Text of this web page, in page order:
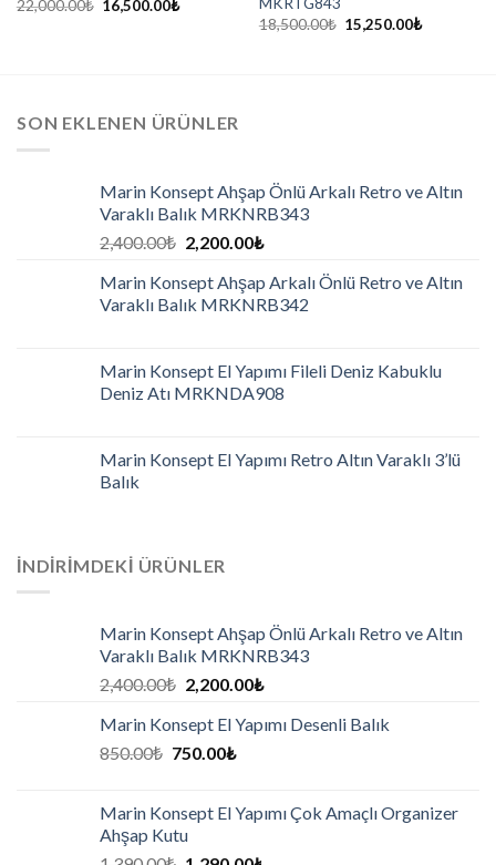
22,000.00₺ 16,500.00₺
MKRTG843
18,500.00₺ 15,250.00₺
SON EKLENEN ÜRÜNLER
Marin Konsept Ahşap Önlü Arkalı Retro ve Altın
Varaklı Balık MRKNRB343
2,400.00₺ 2,200.00₺
Marin Konsept Ahşap Arkalı Önlü Retro ve Altın
Varaklı Balık MRKNRB342
Marin Konsept El Yapımı Fileli Deniz Kabuklu
Deniz Atı MRKNDA908
Marin Konsept El Yapımı Retro Altın Varaklı 3’lü
Balık
İNDIRIMDEKI ÜRÜNLER
Marin Konsept Ahşap Önlü Arkalı Retro ve Altın
Varaklı Balık MRKNRB343
2,400.00₺ 2,200.00₺
Marin Konsept El Yapımı Desenli Balık
850.00₺ 750.00₺
Marin Konsept El Yapımı Çok Amaçlı Organizer
Ahşap Kutu